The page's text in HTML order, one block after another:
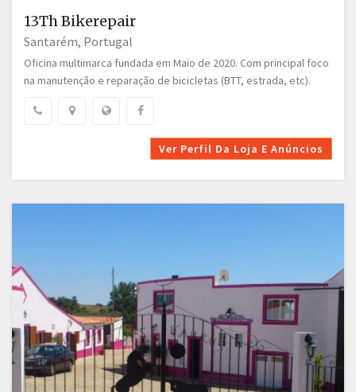
13Th Bikerepair
Santarém, Portugal
Oficina multimarca fundada em Maio de 2020. Com principal foco
na manutenção e reparação de bicicletas (BTT, estrada, etc).
Ver Perfil Da Loja E Anúncios